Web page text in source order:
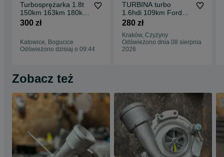
AWT
BFB
CFMA
Posiadamy turbiny do wszystkich aut, robimy hybrydy do
modeli na zamówienie. Nie możesz znaleźć odpowiedniej turbiny?
Zadzwoń do nas a rozwiążemy ten problem.
Turbosprężarka 1.8t
150km 163km 180km
audi a4 a6 vw passat
300 zł
Katowice, Bogucice
Odświeżono dzisiaj o 09:44
TURBINA turbo
1.6hdi 109km Ford
Mazda Citroen
280 zł
Kraków, Czyżyny
Odświeżono dnia 08 sierpnia
2026
Zobacz też